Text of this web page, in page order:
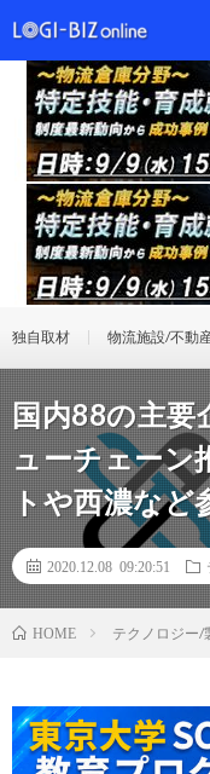
独自取材 物流施設/不動
国内88の主要
ューチェーン
トや西濃など
2020.12.08 09:20:51
HOME テクノロジー/